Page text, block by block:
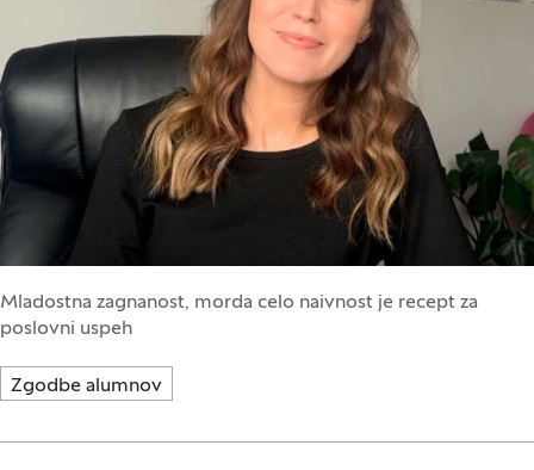
Mladostna zagnanost, morda celo naivnost je recept za
poslovni uspeh
Zgodbe alumnov